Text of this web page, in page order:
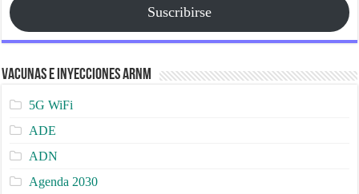
Suscribirse
Vacunas e Inyecciones ARNm
5G WiFi
ADE
ADN
Agenda 2030